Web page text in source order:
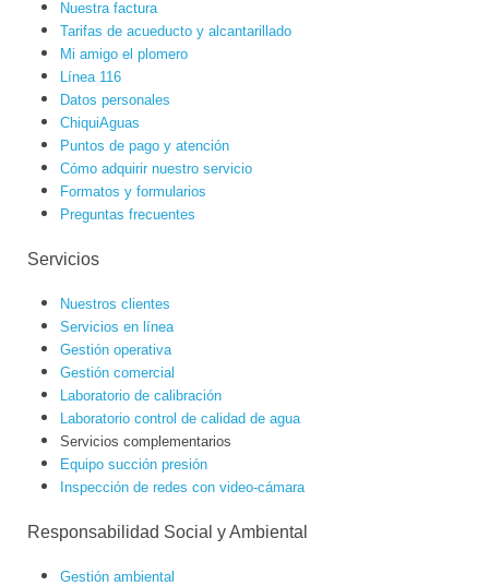
Nuestra factura
Tarifas de acueducto y alcantarillado
Mi amigo el plomero
Línea 116
Datos personales
ChiquiAguas
Puntos de pago y atención
Cómo adquirir nuestro servicio
Formatos y formularios
Preguntas frecuentes
Servicios
Nuestros clientes
Servicios en línea
Gestión operativa
Gestión comercial
Laboratorio de calibración
Laboratorio control de calidad de agua
Servicios complementarios
Equipo succión presión
Inspección de redes con video-cámara
Responsabilidad Social y Ambiental
Gestión ambiental